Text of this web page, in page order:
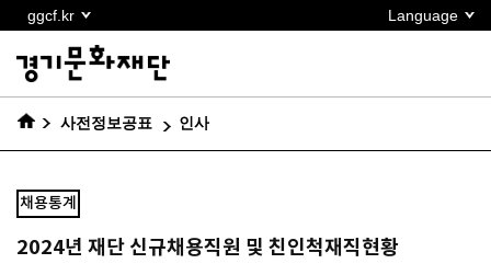
바로가기
ggcf.kr Language
사전정보공표 인사
채용통계
2024년 재단 신규채용직원 및 친인척재직현황